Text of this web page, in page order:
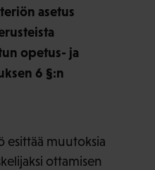
asetus
opetus- ja
6 §:n
esittää muutoksia
ottamisen